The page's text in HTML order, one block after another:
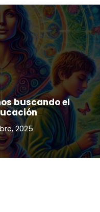
buscando el
2025